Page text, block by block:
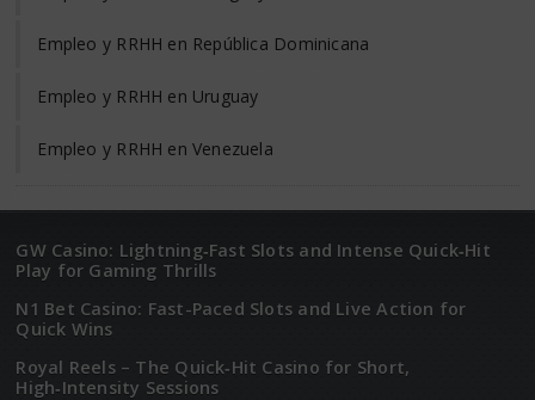
Empleo y RRHH en República Dominicana
Empleo y RRHH en Uruguay
Empleo y RRHH en Venezuela
GW Casino: Lightning‑Fast Slots and Intense Quick‑Hit
Play for Gaming Thrills
N1 Bet Casino: Fast-Paced Slots and Live Action for
Quick Wins
Royal Reels – The Quick‑Hit Casino for Short,
High‑Intensity Sessions